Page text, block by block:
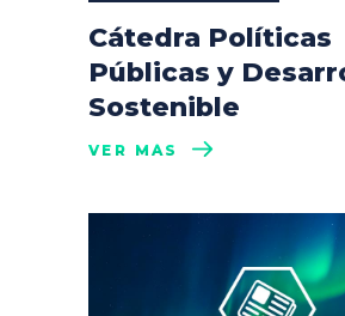
Cátedra Políticas
Públicas y
Sostenible
VER MÁS